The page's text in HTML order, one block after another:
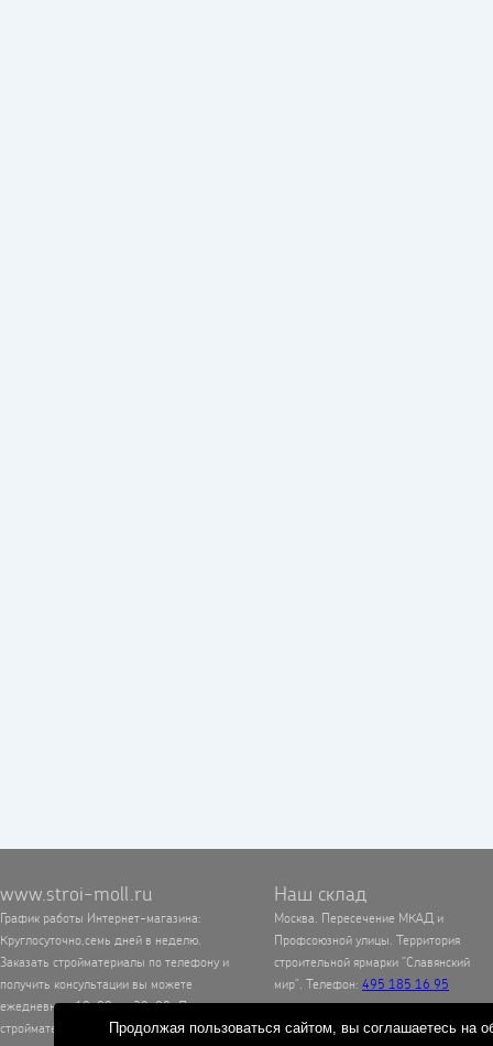
www.stroi-moll.ru
График работы Интернет-магазина:
Круглосуточно,семь дней в неделю.
Заказать стройматериалы по телефону и
получить консультации вы можете
ежедневно с 10-00 до 20-00. Доставка
стройматериалов также осуществляется
Наш склад
Москва. Пересечение МКАД и
Профсоюзной улицы. Территория
строительной ярмарки "Славянский
мир". Телефон: 495 185 16 95
Продолжая пользоваться сайтом, вы соглашаетесь на